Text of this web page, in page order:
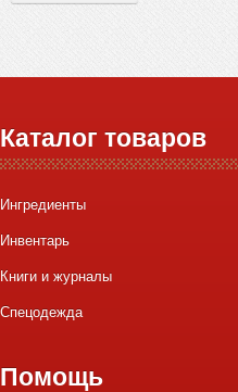
Каталог товаров
Ингредиенты
Инвентарь
Книги и журналы
Спецодежда
Помощь